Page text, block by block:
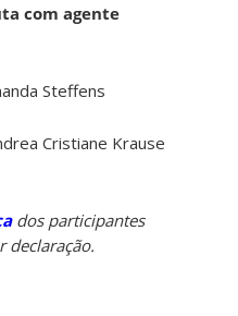
com agente
Steffens
Cristiane Krause
dos participantes
declaração.